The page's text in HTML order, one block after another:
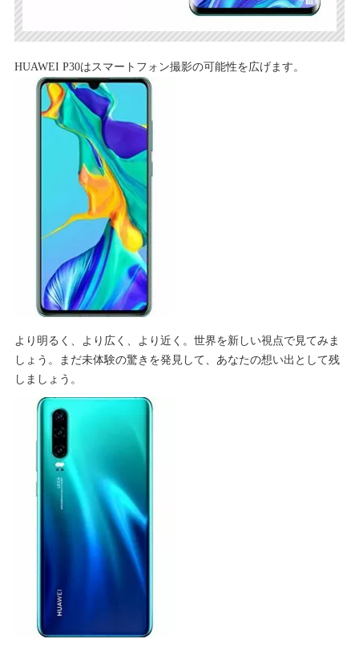
HUAWEI P30はスマートフォン撮影の可能性を広げます。
より明るく、より広く、より近く。世界を新しい視点で見てみま
しょう。まだ未体験の驚きを発見して、あなたの想い出として残
しましょう。